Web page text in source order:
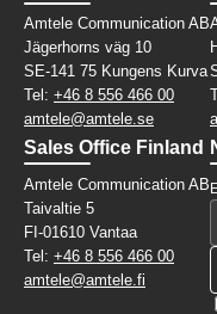
Amtele Communication AB
Jägerhorns väg 10
SE-141 75 Kungens Kurva
Tel: +46 8 556 466 00
amtele@amtele.se
Sales Office Finland
Amtele Communication AB
Taivaltie 5
FI-01610 Vantaa
Tel: +46 8 556 466 00
amtele@amtele.fi